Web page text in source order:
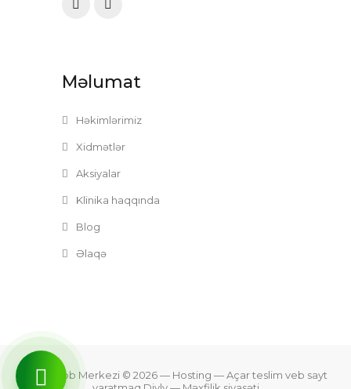
Məlumat
Həkimlərimiz
Xidmətlər
Aksiyalar
Klinika haqqında
Blog
Əlaqə
Zefer Tibb Merkezi © 2026— Hosting —Açar teslim veb sayt